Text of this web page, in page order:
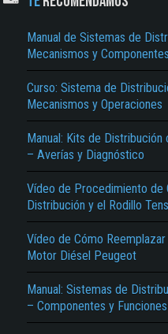
Manual de Sistemas de
Mecanismos y Componentes
Curso: Sistema de
Mecanismos y Operaciones
Manual: Kits de
– Averías y Diagnóstico
Vídeo de Procedimiento de
Distribución y el Rodillo
Vídeo de Cómo
Motor Diésel Peugeot
Manual: Sistemas de
– Componentes y Funciones
El Título es
Texto o Imagen
Reportar otro tipo